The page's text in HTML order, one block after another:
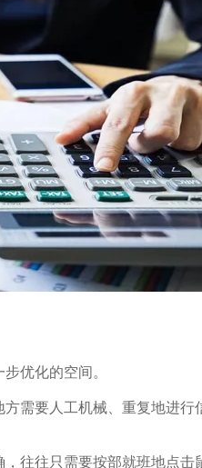
优化的空间。
需要人工机械、重复地进
往往只需要按部就班地点